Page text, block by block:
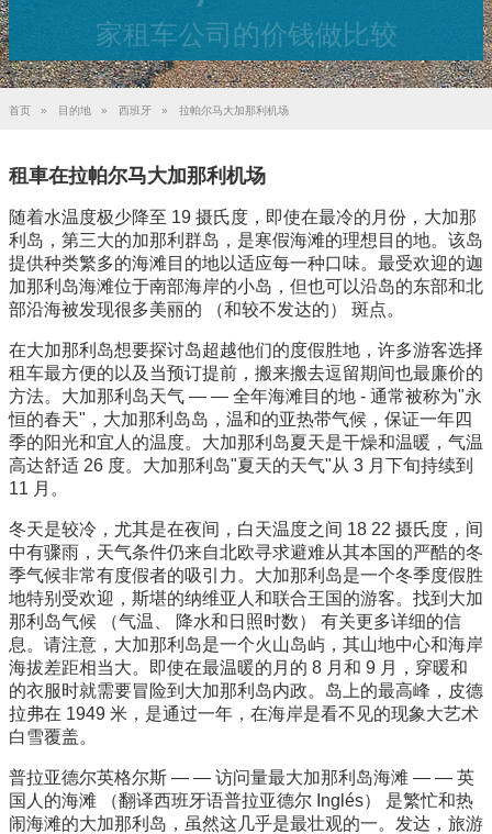
首页 » 目的地 » 西班牙 » 拉帕尔马大加那利机场
租車在拉帕尔马大加那利机场
随着水温度极少降至 19 摄氏度，即使在最冷的月份，大加那
利岛，第三大的加那利群岛，是寒假海滩的理想目的地。该岛
提供种类繁多的海滩目的地以适应每一种口味。最受欢迎的迦
加那利岛海滩位于南部海岸的小岛，但也可以沿岛的东部和北
部沿海被发现很多美丽的 （和较不发达的） 斑点。
在大加那利岛想要探讨岛超越他们的度假胜地，许多游客选择
租车最方便的以及当预订提前，搬来搬去逗留期间也最廉价的
方法。大加那利岛天气 — — 全年海滩目的地 - 通常被称为"永
恒的春天"，大加那利岛岛，温和的亚热带气候，保证一年四
季的阳光和宜人的温度。大加那利岛夏天是干燥和温暖，气温
高达舒适 26 度。大加那利岛"夏天的天气"从 3 月下旬持续到
11 月。
冬天是较冷，尤其是在夜间，白天温度之间 18 22 摄氏度，间
中有骤雨，天气条件仍来自北欧寻求避难从其本国的严酷的冬
季气候非常有度假者的吸引力。大加那利岛是一个冬季度假胜
地特别受欢迎，斯堪的纳维亚人和联合王国的游客。找到大加
那利岛气候 （气温、 降水和日照时数） 有关更多详细的信
息。请注意，大加那利岛是一个火山岛屿，其山地中心和海岸
海拔差距相当大。即使在最温暖的月的 8 月和 9 月，穿暖和
的衣服时就需要冒险到大加那利岛内政。岛上的最高峰，皮德
拉弗在 1949 米，是通过一年，在海岸是看不见的现象大艺术
白雪覆盖。
普拉亚德尔英格尔斯 — — 访问量最大加那利岛海滩 — — 英
国人的海滩 （翻译西班牙语普拉亚德尔 Inglés） 是繁忙和热
闹海滩的大加那利岛，虽然这几乎是最壮观的一。发达，旅游